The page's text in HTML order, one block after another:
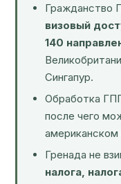
Гражданство
визовый
140
Сингапур.
Обработка
после чего
американском
Гренада не
налога,